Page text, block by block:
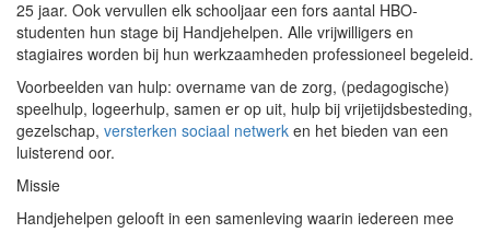
25 jaar. Ook vervullen elk schooljaar een fors aantal HBO-
studenten hun stage bij Handjehelpen. Alle vrijwilligers en
stagiaires worden bij hun werkzaamheden professioneel begeleid.
Voorbeelden van hulp: overname van de zorg, (pedagogische)
speelhulp, logeerhulp, samen er op uit, hulp bij vrijetijdsbesteding,
gezelschap, versterken sociaal netwerk en het bieden van een
luisterend oor.
Missie
Handjehelpen gelooft in een samenleving waarin iedereen mee